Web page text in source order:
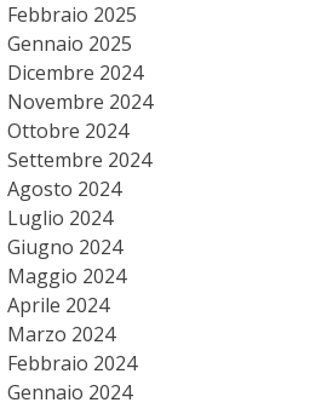
Febbraio 2025
Gennaio 2025
Dicembre 2024
Novembre 2024
Ottobre 2024
Settembre 2024
Agosto 2024
Luglio 2024
Giugno 2024
Maggio 2024
Aprile 2024
Marzo 2024
Febbraio 2024
Gennaio 2024